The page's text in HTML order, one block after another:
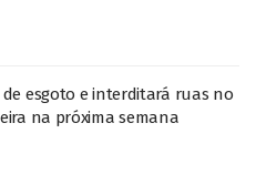
de esgoto e interditará ruas no
na próxima semana